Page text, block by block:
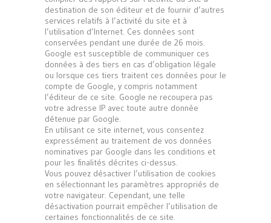
destination de son éditeur et de fournir d’autres
services relatifs à l’activité du site et à
l’utilisation d’Internet. Ces données sont
conservées pendant une durée de 26 mois.
Google est susceptible de communiquer ces
données à des tiers en cas d’obligation légale
ou lorsque ces tiers traitent ces données pour le
compte de Google, y compris notamment
l’éditeur de ce site. Google ne recoupera pas
votre adresse IP avec toute autre donnée
détenue par Google.
En utilisant ce site internet, vous consentez
expressément au traitement de vos données
nominatives par Google dans les conditions et
pour les finalités décrites ci-dessus.
Vous pouvez désactiver l’utilisation de cookies
en sélectionnant les paramètres appropriés de
votre navigateur. Cependant, une telle
désactivation pourrait empêcher l’utilisation de
certaines fonctionnalités de ce site.